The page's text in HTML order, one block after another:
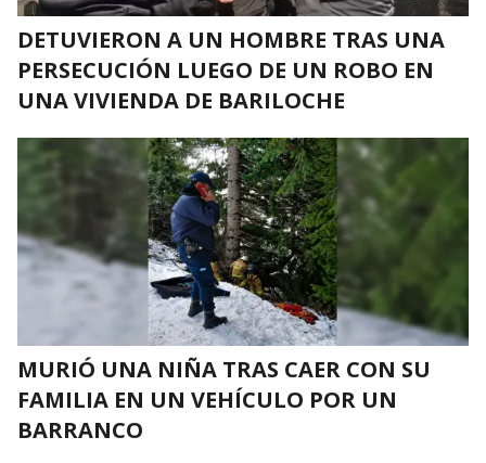
DETUVIERON A UN HOMBRE TRAS UNA
PERSECUCIÓN LUEGO DE UN ROBO EN
UNA VIVIENDA DE BARILOCHE
MURIÓ UNA NIÑA TRAS CAER CON SU
FAMILIA EN UN VEHÍCULO POR UN
BARRANCO